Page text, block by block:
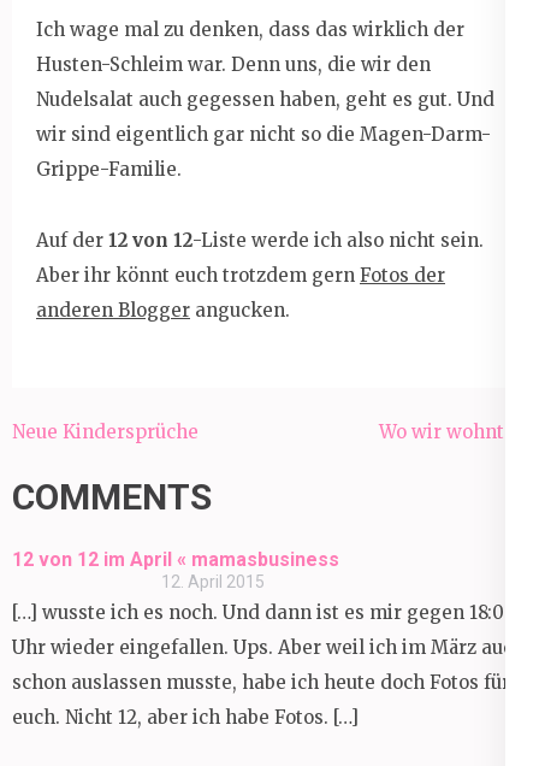
Ich wage mal zu denken, dass das wirklich der
Husten-Schleim war. Denn uns, die wir den
Nudelsalat auch gegessen haben, geht es gut. Und
wir sind eigentlich gar nicht so die Magen-Darm-
Grippe-Familie.
Auf der 12 von 12-Liste werde ich also nicht sein.
Aber ihr könnt euch trotzdem gern Fotos der
anderen Blogger angucken.
Beitragsnavigation
Neue Kindersprüche Wo wir wohnten
COMMENTS
12 von 12 im April « mamasbusiness
12. April 2015
[…] wusste ich es noch. Und dann ist es mir gegen 18:00
Uhr wieder eingefallen. Ups. Aber weil ich im März auch
schon auslassen musste, habe ich heute doch Fotos für
euch. Nicht 12, aber ich habe Fotos. […]